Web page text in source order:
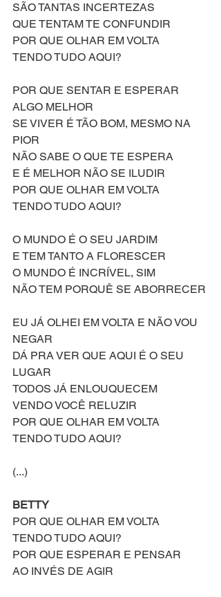
SÃO TANTAS INCERTEZAS
QUE TENTAM TE CONFUNDIR
POR QUE OLHAR EM VOLTA
TENDO TUDO AQUI?
POR QUE SENTAR E ESPERAR
ALGO MELHOR
SE VIVER É TÃO BOM, MESMO NA
PIOR
NÃO SABE O QUE TE ESPERA
E É MELHOR NÃO SE ILUDIR
POR QUE OLHAR EM VOLTA
TENDO TUDO AQUI?
O MUNDO É O SEU JARDIM
E TEM TANTO A FLORESCER
O MUNDO É INCRÍVEL, SIM
NÃO TEM PORQUÊ SE ABORRECER
EU JÁ OLHEI EM VOLTA E NÃO VOU
NEGAR
DÁ PRA VER QUE AQUI É O SEU
LUGAR
TODOS JÁ ENLOUQUECEM
VENDO VOCÊ RELUZIR
POR QUE OLHAR EM VOLTA
TENDO TUDO AQUI?
(...)
BETTY
POR QUE OLHAR EM VOLTA
TENDO TUDO AQUI?
POR QUE ESPERAR E PENSAR
AO INVÉS DE AGIR